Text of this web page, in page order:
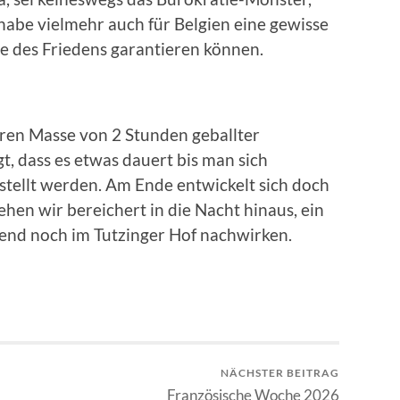
vielmehr auch für Belgien eine gewisse
Friedens garantieren können.
Masse von 2 Stunden geballter
dass es etwas dauert bis man sich
werden. Am Ende entwickelt sich doch
wir bereichert in die Nacht hinaus, ein
noch im Tutzinger Hof nachwirken.
NÄCHSTER BEITRAG
Französische Woche 2026